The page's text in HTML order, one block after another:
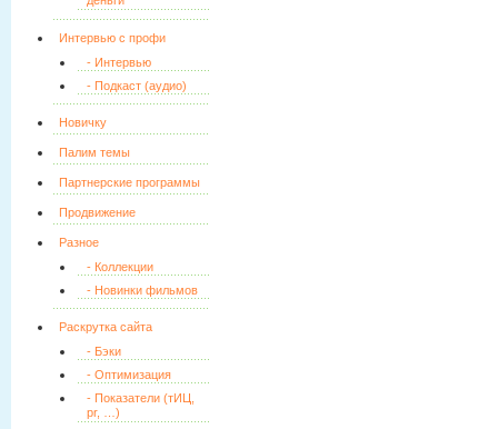
Интервью с профи
- Интервью
- Подкаст (аудио)
Новичку
Палим темы
Партнерские программы
Продвижение
Разное
- Коллекции
- Новинки фильмов
Раскрутка сайта
- Бэки
- Оптимизация
- Показатели (тИЦ,
pr, …)